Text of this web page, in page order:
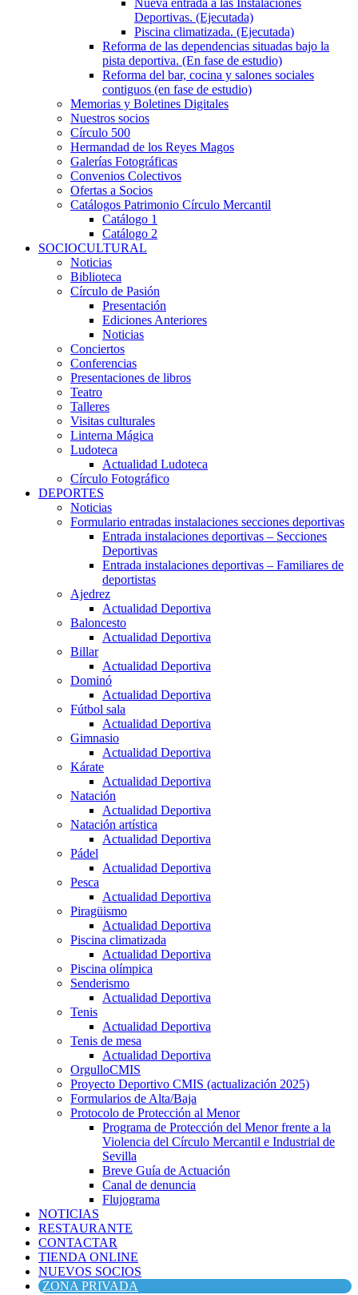
Deportivas. (Ejecutada)
Piscina climatizada. (Ejecutada)
Reforma de las dependencias situadas bajo la
pista deportiva. (En fase de estudio)
Reforma del bar, cocina y salones sociales
contiguos (en fase de estudio)
Memorias y Boletines Digitales
Nuestros socios
Círculo 500
Hermandad de los Reyes Magos
Galerías Fotográficas
Convenios Colectivos
Ofertas a Socios
Catálogos Patrimonio Círculo Mercantil
Catálogo 1
Catálogo 2
SOCIOCULTURAL
Noticias
Biblioteca
Círculo de Pasión
Presentación
Ediciones Anteriores
Noticias
Conciertos
Conferencias
Presentaciones de libros
Teatro
Talleres
Visitas culturales
Linterna Mágica
Ludoteca
Actualidad Ludoteca
Círculo Fotográfico
DEPORTES
Noticias
Formulario entradas instalaciones secciones deportivas
Entrada instalaciones deportivas – Secciones
Deportivas
Entrada instalaciones deportivas – Familiares de
deportistas
Ajedrez
Actualidad Deportiva
Baloncesto
Actualidad Deportiva
Billar
Actualidad Deportiva
Dominó
Actualidad Deportiva
Fútbol sala
Actualidad Deportiva
Gimnasio
Actualidad Deportiva
Kárate
Actualidad Deportiva
Natación
Actualidad Deportiva
Natación artística
Actualidad Deportiva
Pádel
Actualidad Deportiva
Pesca
Actualidad Deportiva
Piragüismo
Actualidad Deportiva
Piscina climatizada
Actualidad Deportiva
Piscina olímpica
Senderismo
Actualidad Deportiva
Tenis
Actualidad Deportiva
Tenis de mesa
Actualidad Deportiva
OrgulloCMIS
Proyecto Deportivo CMIS (actualización 2025)
Formularios de Alta/Baja
Protocolo de Protección al Menor
Programa de Protección del Menor frente a la
Violencia del Círculo Mercantil e Industrial de
Sevilla
Breve Guía de Actuación
Canal de denuncia
Flujograma
NOTICIAS
RESTAURANTE
CONTACTAR
TIENDA ONLINE
NUEVOS SOCIOS
ZONA PRIVADA